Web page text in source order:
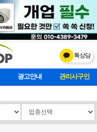
톡상담
광고안내 마사지클럽